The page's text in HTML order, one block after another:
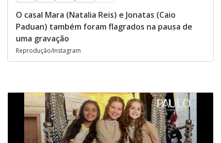
O casal Mara (Natalia Reis) e Jonatas (Caio
Paduan) também foram flagrados na pausa de
uma gravação
Reprodução/Instagram